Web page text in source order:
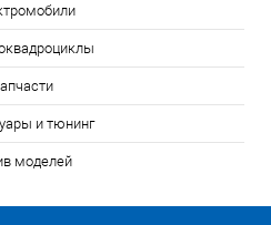
и тюнинг
моделей